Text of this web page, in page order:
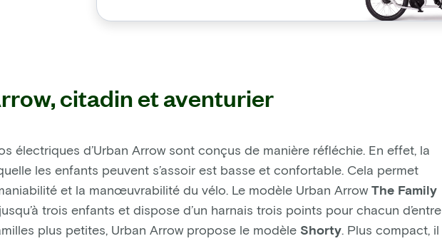
citadin et aventurier
électriques d’Urban Arrow sont conçus de manière réfléchie. En effet, la
les enfants peuvent s’assoir est basse et confortable. Cela permet
et la manœuvrabilité du vélo. Le modèle Urban ArrowThe Family
trois enfants et dispose d’un harnais trois points pour chacun d’entre
plus petites, Urban Arrow propose le modèle Shorty. Plus compact, il